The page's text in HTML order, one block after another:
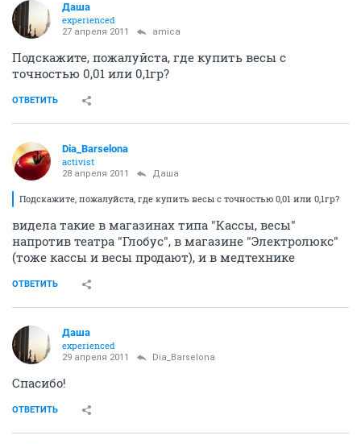
Даша
experienced
27 апреля 2011 amica
Подскажите, пожалуйста, где купить весы с
точностью 0,01 или 0,1гр?
ОТВЕТИТЬ
Dia_Barselona
activist
28 апреля 2011 Даша
Подскажите, пожалуйста, где купить весы с точностью 0,01 или 0,1гр?
видела такие в магазинах типа "Кассы, весы"
напротив театра "Глобус", в магазине "Электролюкс"
(тоже кассы и весы продают), и в медтехнике
ОТВЕТИТЬ
Даша
experienced
29 апреля 2011 Dia_Barselona
Спасибо!
ОТВЕТИТЬ